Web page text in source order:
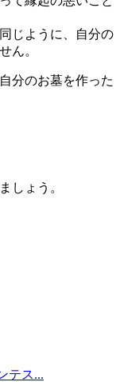
じように、自分の
ん。
分のお墓を作った
しょう 。
テス...